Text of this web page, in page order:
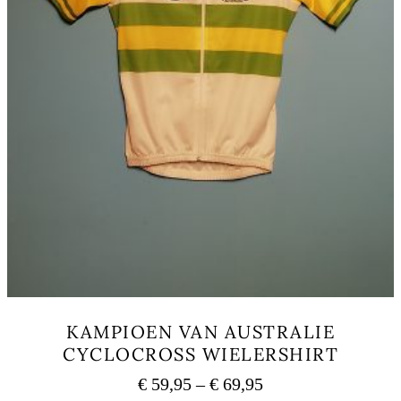
KAMPIOEN VAN AUSTRALIE
CYCLOCROSS WIELERSHIRT
€ 59,95 – € 69,95Price